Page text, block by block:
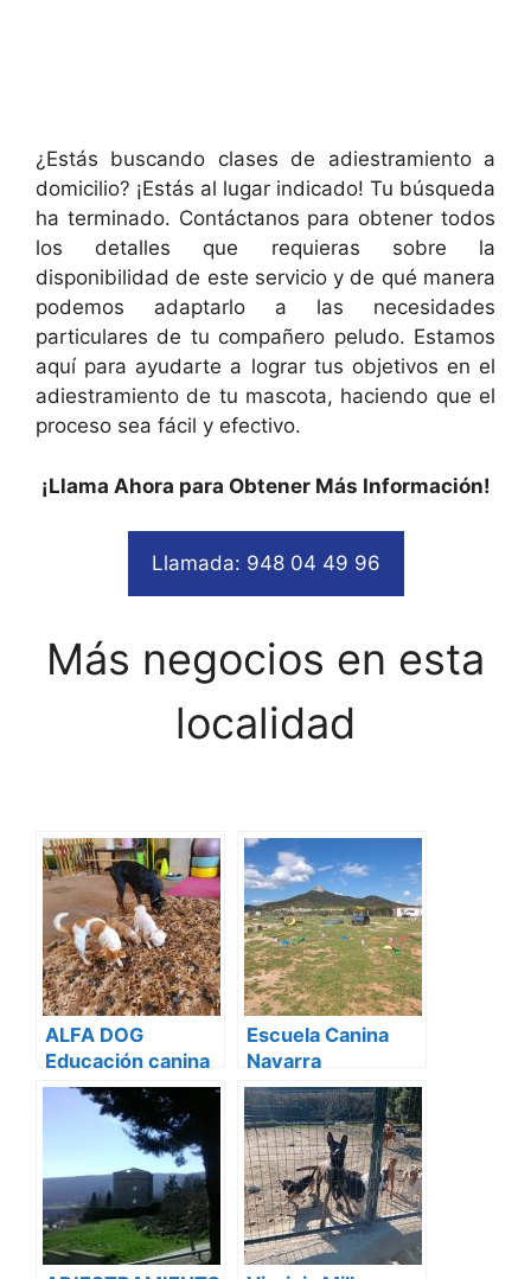
¿Estás buscando clases de adiestramiento a
domicilio? ¡Estás al lugar indicado! Tu búsqueda
ha terminado. Contáctanos para obtener todos
los detalles que requieras sobre la
disponibilidad de este servicio y de qué manera
podemos adaptarlo a las necesidades
particulares de tu compañero peludo. Estamos
aquí para ayudarte a lograr tus objetivos en el
adiestramiento de tu mascota, haciendo que el
proceso sea fácil y efectivo.
¡Llama Ahora para Obtener Más Información!
Llamada: 948 04 49 96
Más negocios en esta
localidad
ALFA DOG
Educación canina
Navarra
Escuela Canina
Navarra